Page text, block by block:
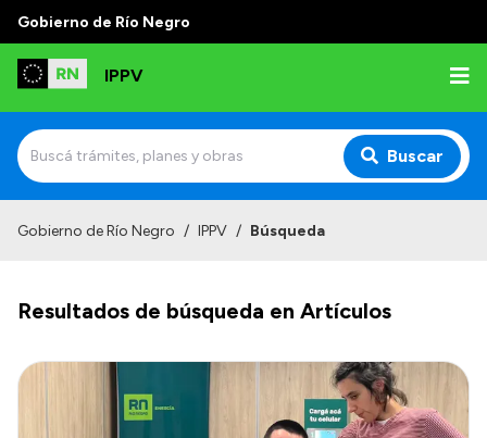
Gobierno de Río Negro
IPPV
Buscar
¿Qué es el IPPV?
Delegaciones
Autoridades
Normativas
Gobierno de Río Negro / IPPV / Búsqueda
Resultados de búsqueda en Artículos